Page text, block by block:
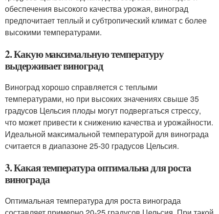
обеспечения высокого качества урожая, виноград
предпочитает теплый и субтропический климат с более
высокими температурами.
2. Какую максимальную температуру
выдерживает виноград
Виноград хорошо справляется с теплыми
температурами, но при высоких значениях свыше 35
градусов Цельсия плоды могут подвергаться стрессу,
что может привести к снижению качества и урожайности.
Идеальной максимальной температурой для винограда
считается в диапазоне 25-30 градусов Цельсия.
3. Какая температура оптимальна для роста
винограда
Оптимальная температура для роста винограда